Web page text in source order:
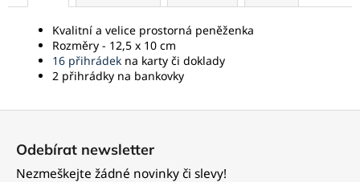
Kvalitní a velice prostorná peněženka
Rozměry - 12,5 x 10 cm
16 přihrádek na karty či doklady
2 přihrádky na bankovky
Odebírat newsletter
Nezmeškejte žádné novinky či slevy!